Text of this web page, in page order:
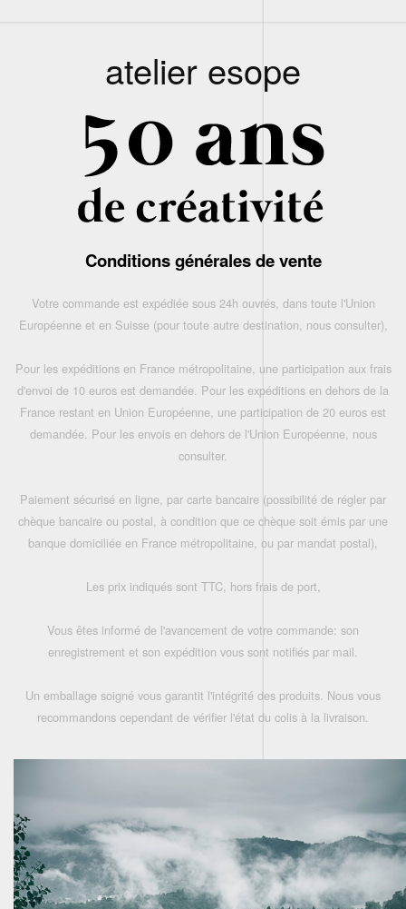
atelier esope
Conditions générales de vente
Votre commande est expédiée sous 24h ouvrés, dans toute l'Union
Européenne et en Suisse (pour toute autre destination, nous consulter),
Pour les expéditions en France métropolitaine, une participation aux frais
d'envoi de 10 euros est demandée. Pour les expéditions en dehors de la
France restant en Union Européenne, une participation de 20 euros est
demandée. Pour les envois en dehors de l'Union Européenne, nous
consulter.
Paiement sécurisé en ligne, par carte bancaire (possibilité de régler par
chèque bancaire ou postal, à condition que ce chèque soit émis par une
banque domiciliée en France métropolitaine, ou par mandat postal),
Les prix indiqués sont TTC, hors frais de port,
Vous êtes informé de l'avancement de votre commande: son
enregistrement et son expédition vous sont notifiés par mail.
Un emballage soigné vous garantit l'intégrité des produits. Nous vous
recommandons cependant de vérifier l'état du colis à la livraison.